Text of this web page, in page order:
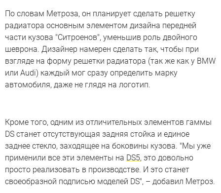
По словам Метроза, он планирует сделать решетку
радиатора основным элементом дизайна передней
части кузова "Ситроенов", уменьшив роль двойного
шеврона. Дизайнер намерен сделать так, чтобы при
взгляде на форму решетки радиатора (так же как у BMW
или Audi) каждый мог сразу определить марку
автомобиля, даже не глядя на логотип.
Кроме того, одним из отличительных элементов гаммы
DS станет отсутствующая задняя стойка и единое
заднее стекло, заходящее на боковины кузова. "Мы уже
применили все эти элементы на DS5, это довольно
просто реализовать в производстве. И это станет
своеобразной подписью моделей DS", – добавил Метроз.